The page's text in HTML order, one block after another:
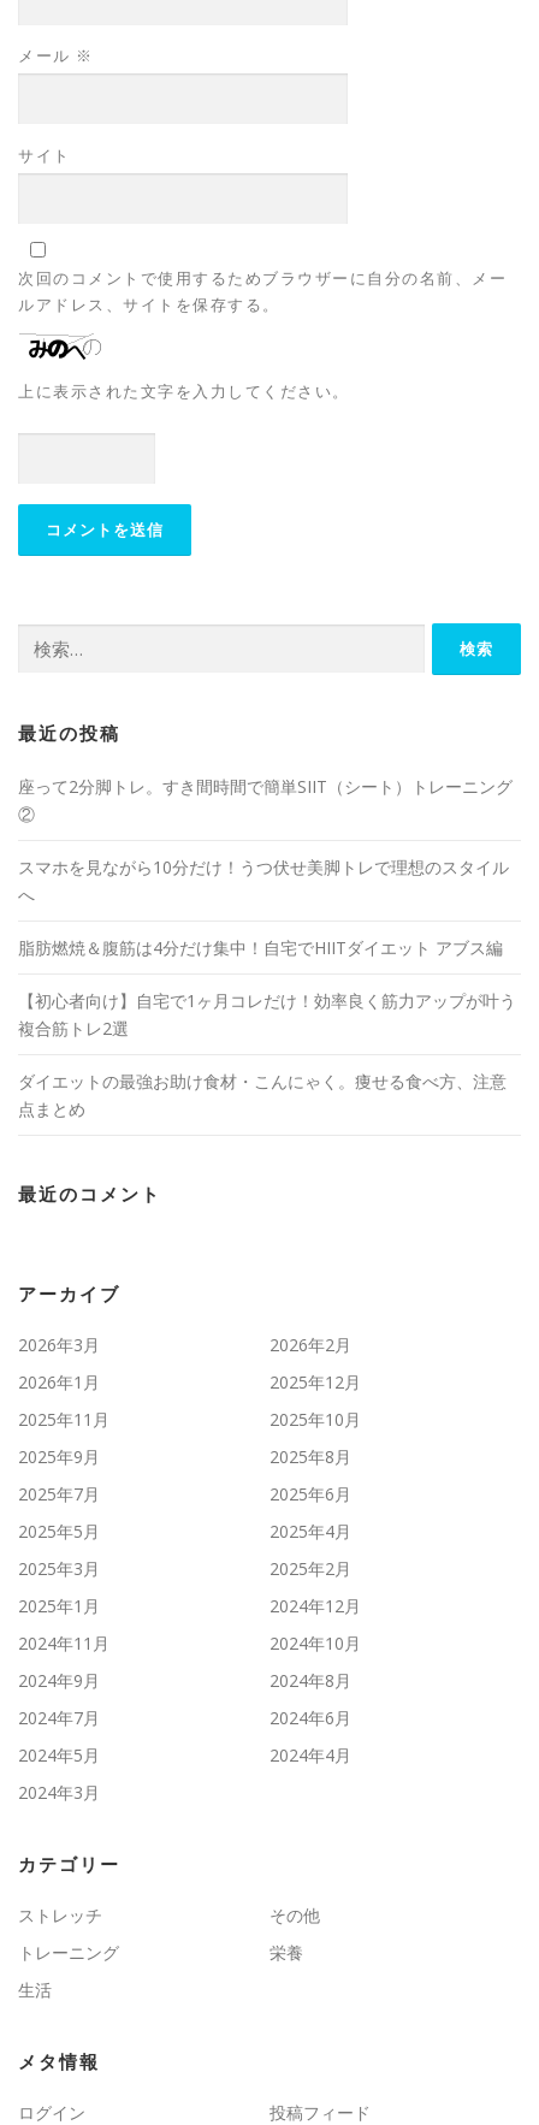
メール ※
サイト
次回のコメントで使用するためブラウザーに自分の名前、メー
ルアドレス、サイトを保存する。
上に表示された文字を入力してください。
最近の投稿
座って2分脚トレ。すき間時間で簡単SIIT（シート）トレーニング
②
スマホを見ながら10分だけ！うつ伏せ美脚トレで理想のスタイル
へ
脂肪燃焼＆腹筋は4分だけ集中！自宅でHIITダイエット アブス編
【初心者向け】自宅で1ヶ月コレだけ！効率良く筋力アップが叶う
複合筋トレ2選
ダイエットの最強お助け食材・こんにゃく。痩せる食べ方、注意
点まとめ
最近のコメント
アーカイブ
2026年3月
2026年2月
2026年1月
2025年12月
2025年11月
2025年10月
2025年9月
2025年8月
2025年7月
2025年6月
2025年5月
2025年4月
2025年3月
2025年2月
2025年1月
2024年12月
2024年11月
2024年10月
2024年9月
2024年8月
2024年7月
2024年6月
2024年5月
2024年4月
2024年3月
カテゴリー
ストレッチ
その他
トレーニング
栄養
生活
メタ情報
ログイン 投稿フィード